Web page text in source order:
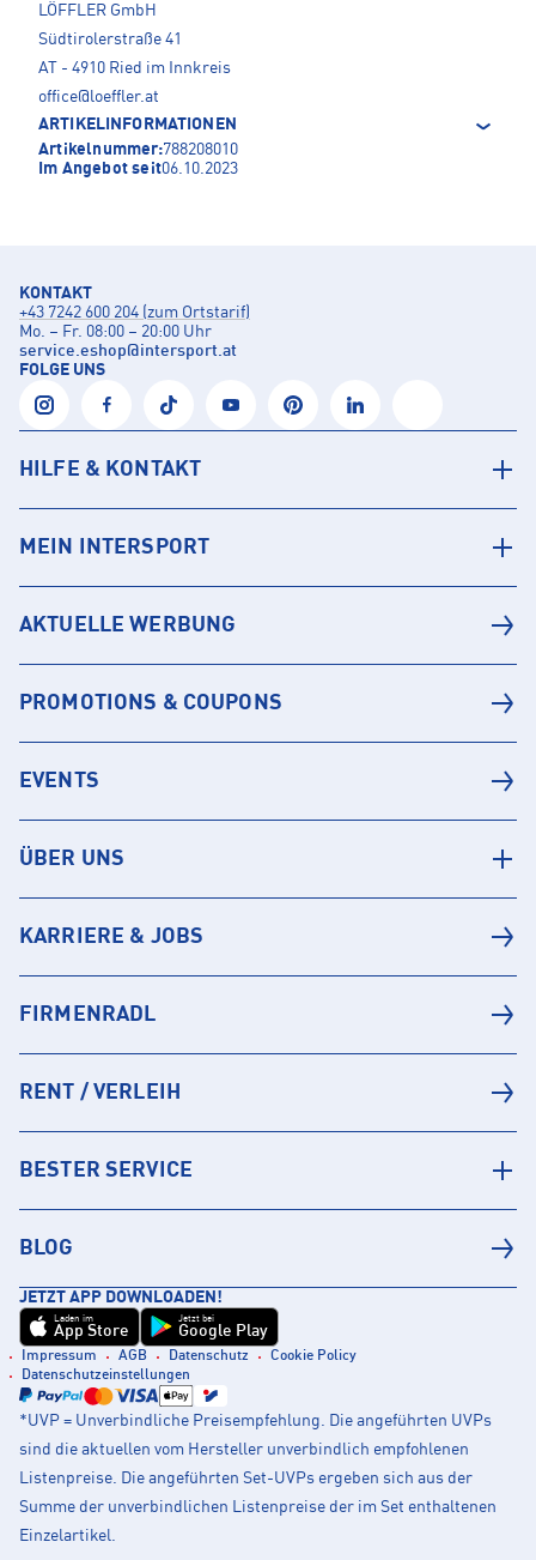
LÖFFLER GmbH
Südtirolerstraße 41
AT - 4910 Ried im Innkreis
office@loeffler.at
ARTIKELINFORMATIONEN
Artikelnummer:788208010
Im Angebot seit06.10.2023
KONTAKT
+43 7242 600 204 (zum Ortstarif)
Mo. – Fr. 08:00 – 20:00 Uhr
service.eshop@intersport.at
FOLGE UNS
HILFE & KONTAKT
MEIN INTERSPORT
AKTUELLE WERBUNG
PROMOTIONS & COUPONS
EVENTS
ÜBER UNS
KARRIERE & JOBS
FIRMENRADL
RENT / VERLEIH
BESTER SERVICE
BLOG
JETZT APP DOWNLOADEN!
Laden im
App Store
Jetzt bei
Google Play
Impressum AGB Datenschutz
Cookie Policy
Datenschutzeinstellungen
*UVP = Unverbindliche Preisempfehlung. Die angeführten UVPs
sind die aktuellen vom Hersteller unverbindlich empfohlenen
Listenpreise. Die angeführten Set-UVPs ergeben sich aus der
Summe der unverbindlichen Listenpreise der im Set enthaltenen
Einzelartikel.